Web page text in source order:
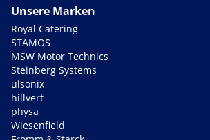
Unsere Marken
Royal Catering
STAMOS
MSW Motor Technics
Steinberg Systems
ulsonix
hillvert
physa
Wiesenfield